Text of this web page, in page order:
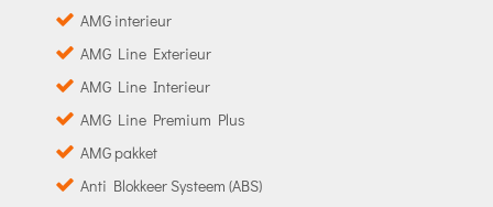
AMG interieur
AMG Line Exterieur
AMG Line Interieur
AMG Line Premium Plus
AMG pakket
Anti Blokkeer Systeem (ABS)